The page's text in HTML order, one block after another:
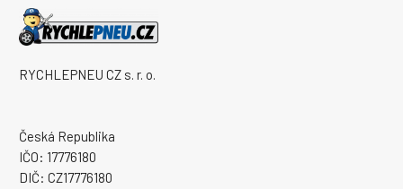
RYCHLEPNEU CZ s. r. o.
Česká Republika
IČO: 17776180
DIČ: CZ17776180